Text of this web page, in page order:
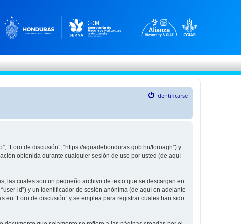
Identificarse
“Foro de discusión”, “https://aguadehonduras.gob.hn/foroagh”) y
obtenida durante cualquier sesión de uso por usted (de aquí
las cuales son un pequeño archivo de texto que se descargan en
id”) y un identificador de sesión anónima (de aquí en adelante
en “Foro de discusión” y se emplea para registrar cuales han sido